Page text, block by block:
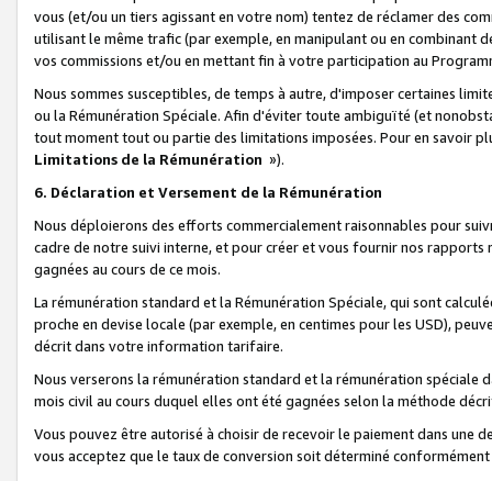
vous (et/ou un tiers agissant en votre nom) tentez de réclamer des
utilisant le même trafic (par exemple, en manipulant ou en combinant
vos commissions et/ou en mettant fin à votre participation au
Nous sommes susceptibles, de temps à autre, d'imposer certaines
ou la Rémunération Spéciale. Afin d'éviter toute ambiguïté (et
tout moment tout ou partie des limitations imposées. Pour en savoir
Limitations de la Rémunération »).
6. Déclaration et Versement de la Rémunération
Nous déploierons des efforts commercialement raisonnables pour
cadre de notre suivi interne, et pour créer et vous fournir nos
gagnées au cours de ce mois.
La rémunération standard et la Rémunération Spéciale, qui sont
proche en devise locale (par exemple, en centimes pour les USD),
décrit dans votre information tarifaire.
Nous verserons la rémunération standard et la rémunération spéciale
mois civil au cours duquel elles ont été gagnées selon la méthode
Vous pouvez être autorisé à choisir de recevoir le paiement dans une
vous acceptez que le taux de conversion soit déterminé